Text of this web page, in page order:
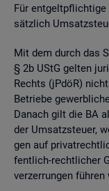
Für
sätz­lich
Mit dem durch das
§ 2b UStG gel­ten
Rechts (jPdöR)
Be­trie­be
Da­nach gilt die BA
der Um­satz­steu­er,
gen auf
fent­lich-recht­li­cher
ver­zer­run­gen füh­ren